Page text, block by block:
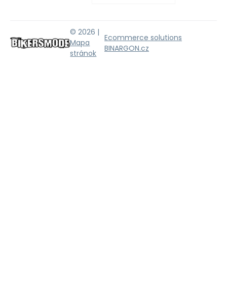
© 2026 |
Mapa
stránok
Ecommerce solutions
BINARGON.cz